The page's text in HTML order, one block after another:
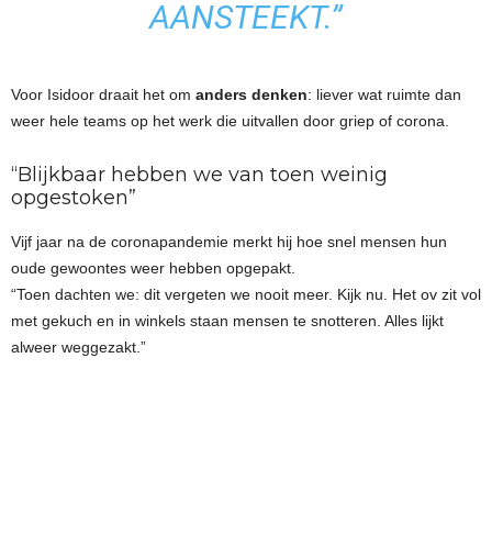
AANSTEEKT.”
Voor Isidoor draait het om anders denken: liever wat ruimte dan
weer hele teams op het werk die uitvallen door griep of corona.
“Blijkbaar hebben we van toen weinig
opgestoken”
Vijf jaar na de coronapandemie merkt hij hoe snel mensen hun
oude gewoontes weer hebben opgepakt.
“Toen dachten we: dit vergeten we nooit meer. Kijk nu. Het ov zit vol
met gekuch en in winkels staan mensen te snotteren. Alles lijkt
alweer weggezakt.”